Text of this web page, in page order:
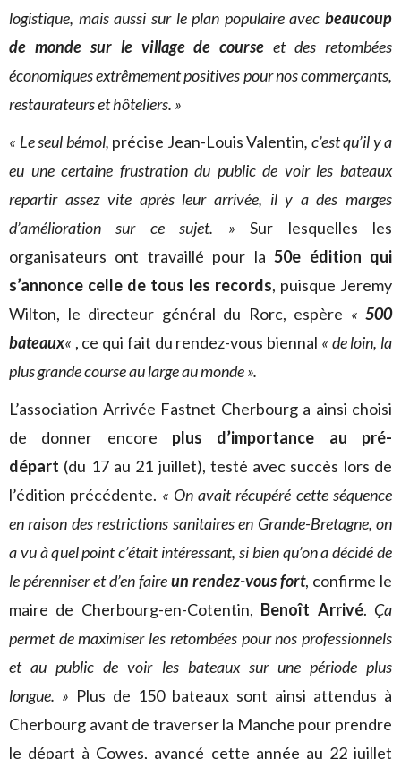
logistique, mais aussi sur le plan populaire avec beaucoup
de monde sur le village de course et des retombées
économiques extrêmement positives pour nos commerçants,
restaurateurs et hôteliers. »
« Le seul bémol, précise Jean-Louis Valentin, c’est qu’il y a
eu une certaine frustration du public de voir les bateaux
repartir assez vite après leur arrivée, il y a des marges
d’amélioration sur ce sujet. »Sur lesquelles les
organisateurs ont travaillé pour la50e édition qui
s’annonce celle de tous les records, puisque Jeremy
Wilton, le directeur général du Rorc, espère « 500
bateaux« , ce qui fait du rendez-vous biennal « de loin, la
plus grande course au large au monde ».
L’association Arrivée Fastnet Cherbourg a ainsi choisi
de donner encore plus d’importance au pré-
départ (du 17 au 21 juillet), testé avec succès lors de
l’édition précédente. « On avait récupéré cette séquence
en raison des restrictions sanitaires en Grande-Bretagne, on
a vu à quel point c’était intéressant, si bien qu’on a décidé de
le pérenniser et d’en faireun rendez-vous fort, confirme le
maire de Cherbourg-en-Cotentin, Benoît Arrivé. Ça
permet de maximiser les retombées pour nos professionnels
et au public de voir les bateaux sur une période plus
longue. » Plus de 150 bateaux sont ainsi attendus à
Cherbourg avant de traverser la Manche pour prendre
le départ à Cowes, avancé cette année au 22 juillet